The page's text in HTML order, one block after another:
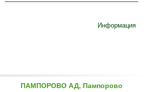
Информация
ПАМПОРОВО АД, Пампорово